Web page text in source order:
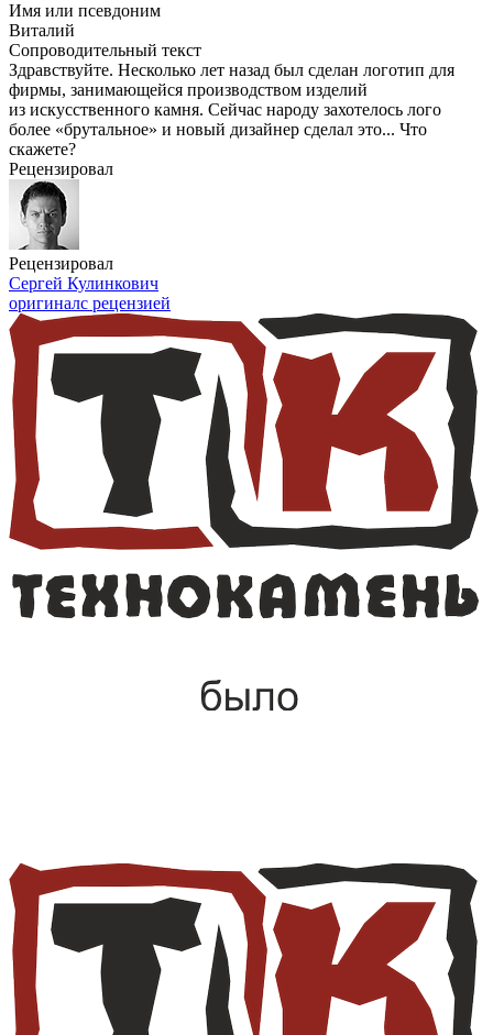
Имя или псевдоним
Виталий
Сопроводительный текст
Здравствуйте. Несколько лет назад был сделан логотип для
фирмы, занимающейся производством изделий
из искусственного камня. Сейчас народу захотелось лого
более «брутальное» и новый дизайнер сделал это... Что
скажете?
Рецензировал
Рецензировал
Сергей Кулинкович
оригиналс рецензией